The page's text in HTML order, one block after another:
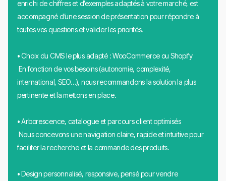
enrichi de chiffres et d’exemples adaptés à votre marché, est
accompagné d’une session de présentation pour répondre à
toutes vos questions et valider les priorités.
• Choix du CMS le plus adapté : WooCommerce ou Shopify
En fonction de vos besoins (autonomie, complexité,
international, SEO…), nous recommandons la solution la plus
pertinente et la mettons en place.
• Arborescence, catalogue et parcours client optimisés
Nous concevons une navigation claire, rapide et intuitive pour
faciliter la recherche et la commande des produits.
• Design personnalisé, responsive, pensé pour vendre